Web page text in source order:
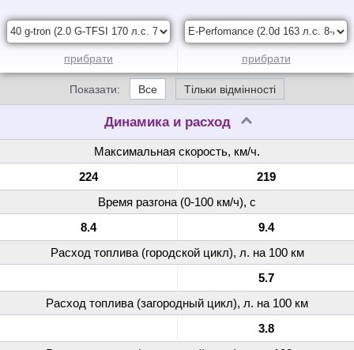
прибрати прибрати
Показати: Все Тільки відмінності
Динамика и расход
Максимальная скорость, км/ч.
224
219
Время разгона (0-100 км/ч), с
8.4
9.4
Расход топлива (городской цикл), л. на 100 км
5.7
Расход топлива (загородный цикл), л. на 100 км
3.8